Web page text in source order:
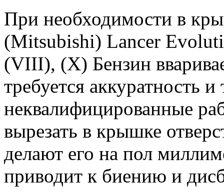
При необходимости в
(Mitsubishi) Lancer
(VIII), (X) Бензин
требуется аккуратность
неквалифицированные
вырезать в крышке
делают его на пол
приводит к биению и